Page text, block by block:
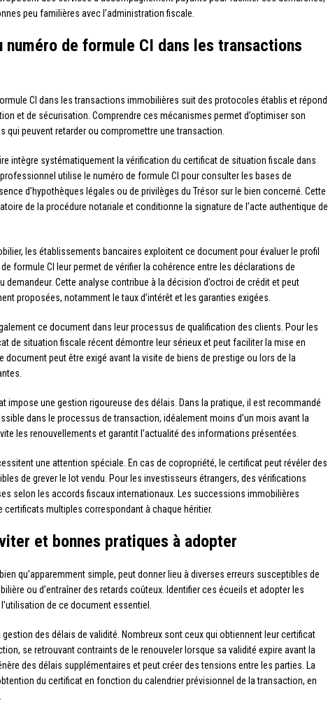
peu familières avec l’administration fiscale.
de formule CI dans les transactions
CI dans les transactions immobilières suit des protocoles établis et répond
et de sécurisation. Comprendre ces mécanismes permet d’optimiser son
qui peuvent retarder ou compromettre une transaction.
intègre systématiquement la vérification du certificat de situation fiscale dans
utilise le numéro de formule CI pour consulter les bases de
d’hypothèques légales ou de privilèges du Trésor sur le bien concerné. Cette
de la procédure notariale et conditionne la signature de l’acte authentique de
les établissements bancaires exploitent ce document pour évaluer le profil
formule CI leur permet de vérifier la cohérence entre les déclarations de
demandeur. Cette analyse contribue à la décision d’octroi de crédit et peut
proposées, notamment le taux d’intérêt et les garanties exigées.
ce document dans leur processus de qualification des clients. Pour les
de situation fiscale récent démontre leur sérieux et peut faciliter la mise en
document peut être exigé avant la visite de biens de prestige ou lors de la
impose une gestion rigoureuse des délais. Dans la pratique, il est recommandé
dans le processus de transaction, idéalement moins d’un mois avant la
les renouvellements et garantit l’actualité des informations présentées.
une attention spéciale. En cas de copropriété, le certificat peut révéler des
de grever le lot vendu. Pour les investisseurs étrangers, des vérifications
selon les accords fiscaux internationaux. Les successions immobilières
multiples correspondant à chaque héritier.
et bonnes pratiques à adopter
qu’apparemment simple, peut donner lieu à diverses erreurs susceptibles de
ou d’entraîner des retards coûteux. Identifier ces écueils et adopter les
de ce document essentiel.
gestion des délais de validité. Nombreux sont ceux qui obtiennent leur certificat
se retrouvant contraints de le renouveler lorsque sa validité expire avant la
des délais supplémentaires et peut créer des tensions entre les parties. La
du certificat en fonction du calendrier prévisionnel de la transaction, en